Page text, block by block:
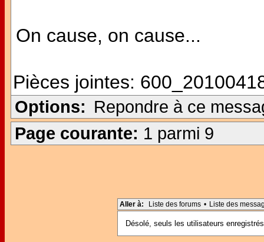
On cause, on cause...
Pièces jointes:
Options: Repondre à ce
Page courante: 1 parmi 9
Aller à: Liste des forums • Liste des
Désolé, seuls les utilisateurs